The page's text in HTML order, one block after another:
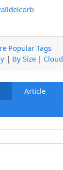
Popular Tags
| By Size | Cloud
Article